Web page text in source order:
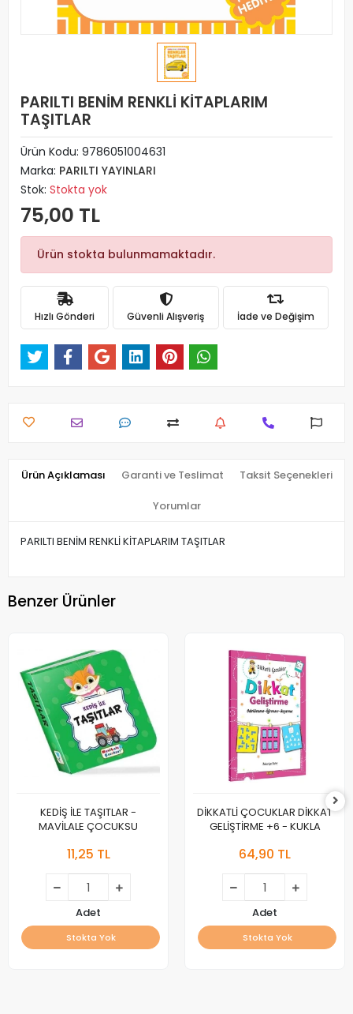
PARILTI BENİM RENKLİ KİTAPLARIM
TAŞITLAR
Ürün Kodu: 9786051004631
Marka: PARILTI YAYINLARI
Stok: Stokta yok
75,00 TL
Ürün stokta bulunmamaktadır.
Hızlı Gönderi Güvenli Alışveriş İade ve Değişim
Ürün Açıklaması Garanti ve Teslimat Taksit Seçenekleri
Yorumlar
PARILTI BENİM RENKLİ KİTAPLARIM TAŞITLAR
Benzer Ürünler
KEDİŞ İLE TAŞITLAR -
MAVİLALE ÇOCUKSU
11,25 TL
Adet
Stokta Yok
DİKKATLİ ÇOCUKLAR DİKKAT
GELİŞTİRME +6 - KUKLA
64,90 TL
Adet
Stokta Yok